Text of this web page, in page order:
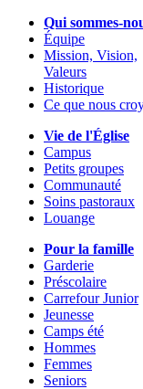
Qui sommes-
Équipe
Mission, Vision,
Valeurs
Historique
Ce que nous
Vie de l'Église
Campus
Petits groupes
Communauté
Soins pastoraux
Louange
Pour la famille
Garderie
Préscolaire
Carrefour Junior
Jeunesse
Camps été
Hommes
Femmes
Seniors